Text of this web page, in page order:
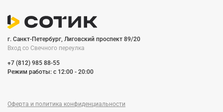
г. Санкт-Петербург, Лиговский проспект 89/20
Вход со Cвечного переулка
+7 (812) 985 88-55
Режим работы: c 12:00 - 20:00
Оферта и политика конфиденциальности